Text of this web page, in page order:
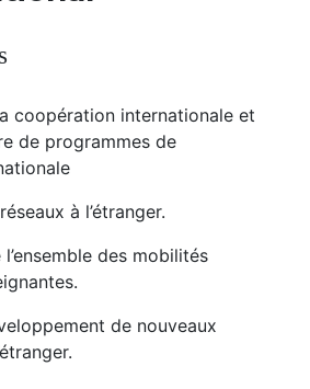
coopération internationale et
de programmes de
à l’étranger.
des mobilités
de nouveaux